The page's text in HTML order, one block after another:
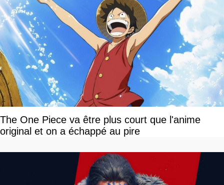
The One Piece va être plus court que l'anime
original et on a échappé au pire